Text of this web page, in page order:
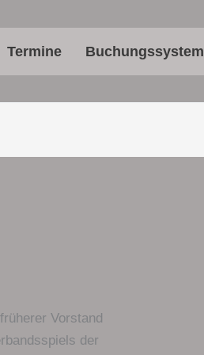
Termine Buchungssystem
Vorstand
der